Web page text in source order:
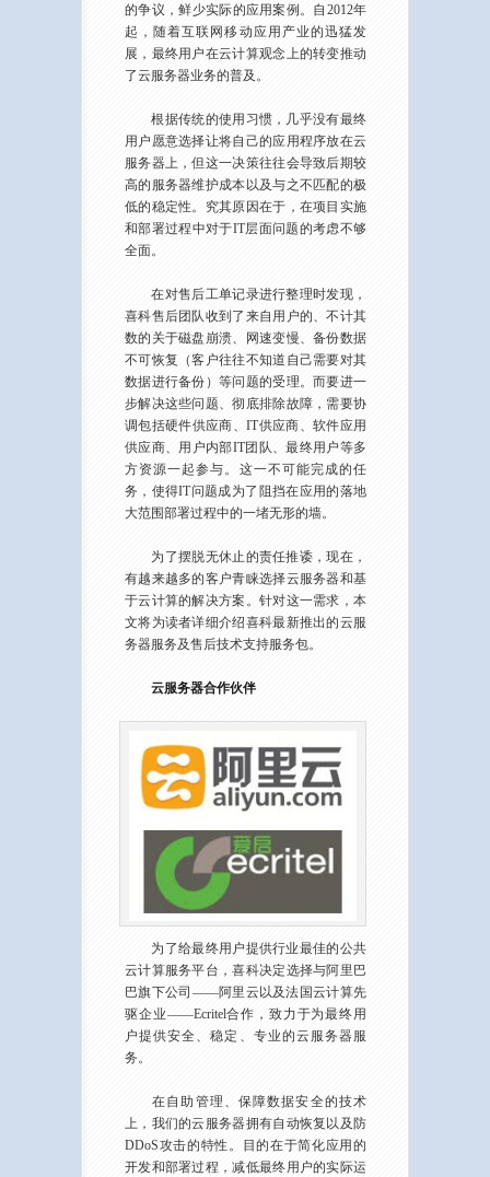
的争议，鲜少实际的应用案例。自2012年
起，随着互联网移动应用产业的迅猛发
展，最终用户在云计算观念上的转变推动
了云服务器业务的普及。
根据传统的使用习惯，几乎没有最终
用户愿意选择让将自己的应用程序放在云
服务器上，但这一决策往往会导致后期较
高的服务器维护成本以及与之不匹配的极
低的稳定性。究其原因在于，在项目实施
和部署过程中对于IT层面问题的考虑不够
全面。
在对售后工单记录进行整理时发现，
喜科售后团队收到了来自用户的、不计其
数的关于磁盘崩溃、网速变慢、备份数据
不可恢复（客户往往不知道自己需要对其
数据进行备份）等问题的受理。而要进一
步解决这些问题、彻底排除故障，需要协
调包括硬件供应商、IT供应商、软件应用
供应商、用户内部IT团队、最终用户等多
方资源一起参与。这一不可能完成的任
务，使得IT问题成为了阻挡在应用的落地
大范围部署过程中的一堵无形的墙。
为了摆脱无休止的责任推诿，现在，
有越来越多的客户青睐选择云服务器和基
于云计算的解决方案。针对这一需求，本
文将为读者详细介绍喜科最新推出的云服
务器服务及售后技术支持服务包。
云服务器合作伙伴
为了给最终用户提供行业最佳的公共
云计算服务平台，喜科决定选择与阿里巴
巴旗下公司——阿里云以及法国云计算先
驱企业——Ecritel合作，致力于为最终用
户提供安全、稳定、专业的云服务器服
务。
在自助管理、保障数据安全的技术
上，我们的云服务器拥有自动恢复以及防
DDoS攻击的特性。目的在于简化应用的
开发和部署过程，减低最终用户的实际运